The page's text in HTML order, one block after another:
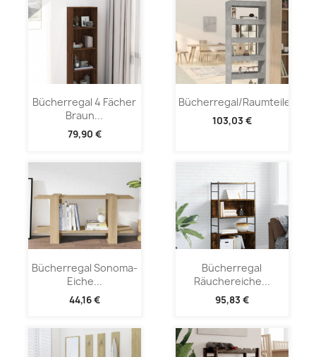
Bücherregal 4 Fächer
Braun...
79,90 €
Bücherregal/Raumteiler...
103,03 €
Bücherregal Sonoma-
Eiche...
44,16 €
Bücherregal
Räuchereiche...
95,83 €